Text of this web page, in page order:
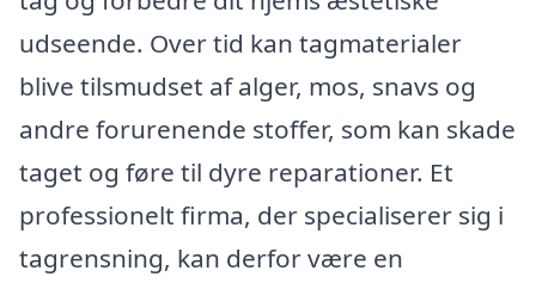
udseende. Over tid kan tagmaterialer
blive tilsmudset af alger, mos, snavs og
andre forurenende stoffer, som kan skade
taget og føre til dyre reparationer. Et
professionelt firma, der specialiserer sig i
tagrensning, kan derfor være en